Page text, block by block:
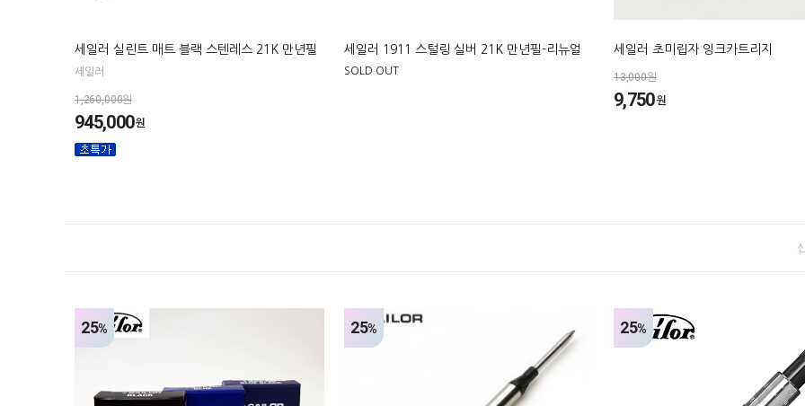
세일러 실린트 매트 블랙 스텐레스 21K 만년필
세일러
1,260,000원
945,000원
세일러 1911 스털링 실버 21K 만년필-리뉴얼
SOLD OUT
세일러 초미립자 잉크카트리지
13,000원
9,750원
25% 25% 25%